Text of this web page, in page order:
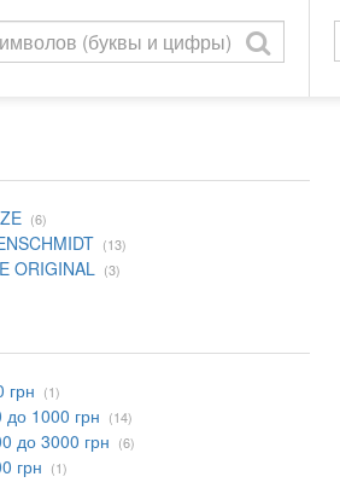
(6)
(13)
ORIGINAL (3)
грн (1)
до 1000 грн (14)
до 3000 грн (6)
грн (1)